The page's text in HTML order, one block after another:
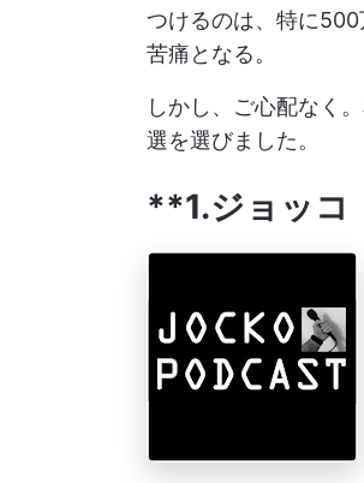
つけるのは、特に
苦痛となる。
しかし、ご心配なく
選を選びました。
**1.ジョッコ